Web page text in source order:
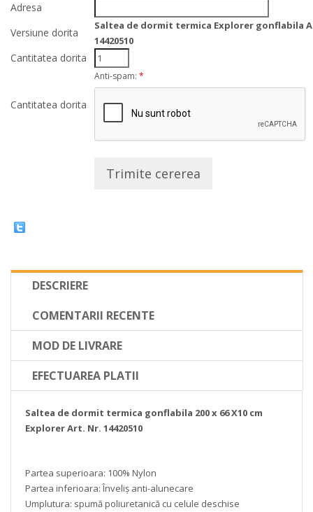
Adresa
Versiune dorita
Saltea de dormit termica Explorer gonflabila
14420510
Cantitatea dorita
Cantitatea dorita
Anti-spam: *
Trimite cererea
DESCRIERE
COMENTARII RECENTE
MOD DE LIVRARE
EFECTUAREA PLATII
Saltea de dormit termica gonflabila 200 x 66 X10 cm
Explorer Art. Nr. 14420510
Partea superioara: 100% Nylon
Partea inferioara: Înveliș anti-alunecare
Umplutura: spumă poliuretanică cu celule deschise